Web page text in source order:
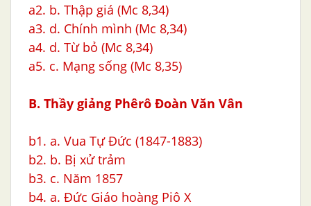
a2. b. Thập giá (Mc 8,34)
a3. d. Chính mình (Mc 8,34)
a4. d. Từ bỏ (Mc 8,34)
a5. c. Mạng sống (Mc 8,35)
B. Thầy giảng Phêrô Ðoàn Văn Vân
b1. a. Vua Tự Đức (1847-1883)
b2. b. Bị xử trảm
b3. c. Năm 1857
b4. a. Đức Giáo hoàng Piô X